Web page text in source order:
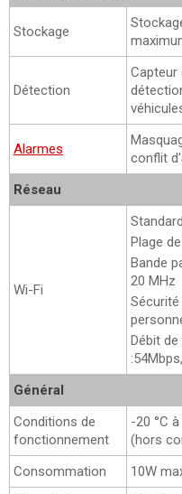
Stockage
Détection
Capteur
Alarmes
conflit
Réseau
Wi-Fi
Plage
Bande
20 MHz
Sécurité
Débit
Général
Conditions de
fonctionnement
-20 °C
(hors
Consommation
10W